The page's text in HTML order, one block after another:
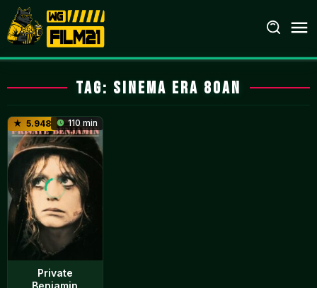
Loncat
ke
konten
Tag: Sinema Era 80an
5.948 110 min
Private
Benjamin